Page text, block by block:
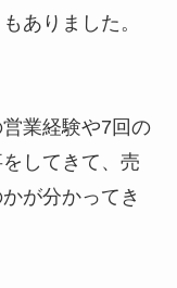
ありました。
業経験や7回の
してきて、売
が分かってき